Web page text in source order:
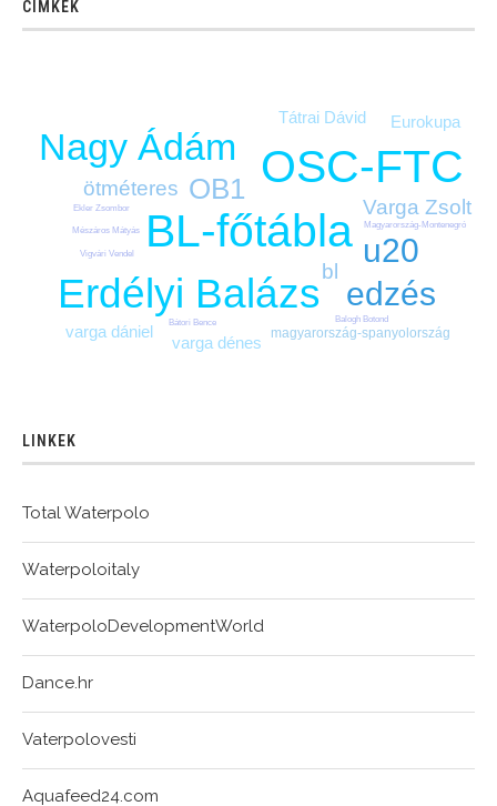
CÍMKÉK
BL-főtábla
OSC-FTC
Erdélyi Balázs
Nagy Ádám
edzés
u20
OB1
bl
Varga Zsolt
ötméteres
Eurokupa
Tátrai Dávid
varga dániel
varga dénes
magyarország-spanyolország
Balogh Botond
Bátori Bence
Ekler Zsombor
Magyarország-Montenegró
Mészáros Mátyás
Vigvári Vendel
LINKEK
Total Waterpolo
Waterpoloitaly
WaterpoloDevelopmentWorld
Dance.hr
Vaterpolovesti
Aquafeed24.com